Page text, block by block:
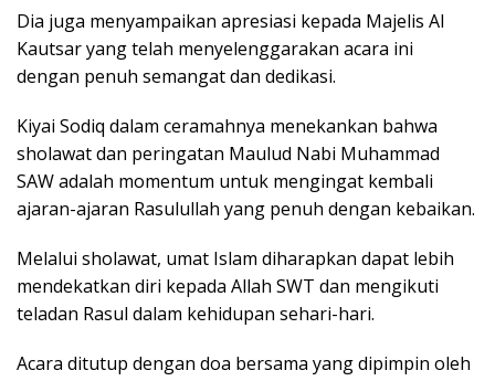
Dia juga menyampaikan apresiasi kepada Majelis Al
Kautsar yang telah menyelenggarakan acara ini
dengan penuh semangat dan dedikasi.
Kiyai Sodiq dalam ceramahnya menekankan bahwa
sholawat dan peringatan Maulud Nabi Muhammad
SAW adalah momentum untuk mengingat kembali
ajaran-ajaran Rasulullah yang penuh dengan kebaikan.
Melalui sholawat, umat Islam diharapkan dapat lebih
mendekatkan diri kepada Allah SWT dan mengikuti
teladan Rasul dalam kehidupan sehari-hari.
Acara ditutup dengan doa bersama yang dipimpin oleh